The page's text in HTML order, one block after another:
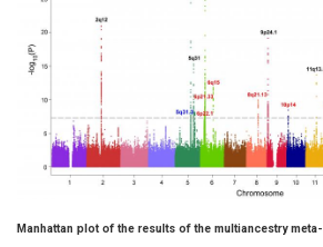
Manhattan plot of the results of the multiancestry